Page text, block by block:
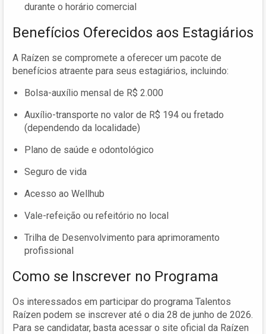
durante o horário comercial
Benefícios Oferecidos aos Estagiários
A Raízen se compromete a oferecer um pacote de
benefícios atraente para seus estagiários, incluindo:
Bolsa-auxílio mensal de R$ 2.000
Auxílio-transporte no valor de R$ 194 ou fretado
(dependendo da localidade)
Plano de saúde e odontológico
Seguro de vida
Acesso ao Wellhub
Vale-refeição ou refeitório no local
Trilha de Desenvolvimento para aprimoramento
profissional
Como se Inscrever no Programa
Os interessados em participar do programa Talentos
Raízen podem se inscrever até o dia 28 de junho de 2026.
Para se candidatar, basta acessar o site oficial da Raízen